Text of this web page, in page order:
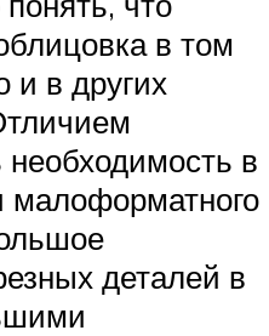
в том
и в других
в
малоформатного
деталей в